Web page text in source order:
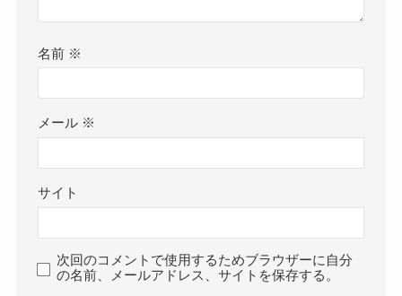
名前 ※
メール ※
サイト
次回のコメントで使用するためブラウザーに自分
の名前、メールアドレス、サイトを保存する。